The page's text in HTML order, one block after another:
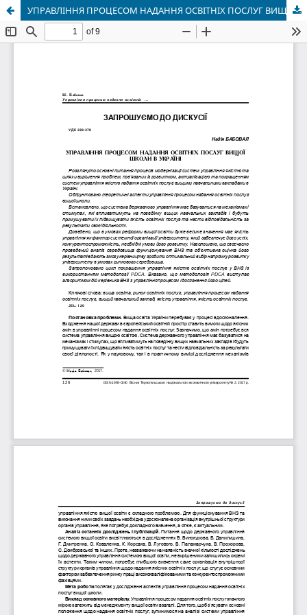
УПРАВЛІННЯ ПРОЦЕСОМ НАДАННЯ ОСВІТНІХ ПОСЛУГ ВИЩОЇ ШКОЛИ В УКРАЇНІ